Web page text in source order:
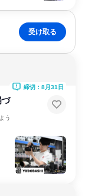
受け取る
う
締切：8月31日